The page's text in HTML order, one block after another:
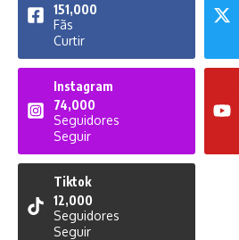
151,000
Fãs
Curtir
Instagram
74,000
Seguidores
Seguir
Tiktok
12,000
Seguidores
Seguir